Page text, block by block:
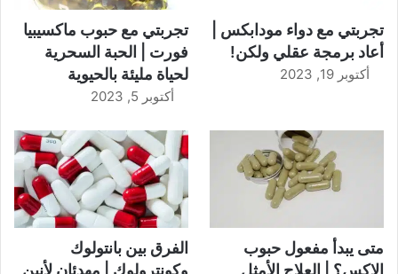
تجربتي مع دواء مودابكس |
أعاد برمجة عقلي ولكن!
أكتوبر 19, 2023
تجربتي مع حبوب ماكسيبيا
فورت | الحبة السحرية
لحياة مليئة بالحيوية
أكتوبر 5, 2023
متى يبدأ مفعول حبوب
الاكس؟ | العلاج الأمثل
الفرق بين بانتولوك
وكونترولوك | مهدئان لأنين